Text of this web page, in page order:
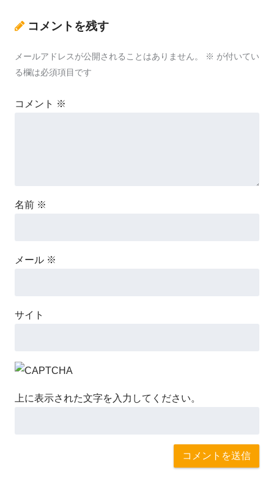
コメントを残す
メールアドレスが公開されることはありません。 ※ が付いてい
る欄は必須項目です
コメント ※
名前 ※
メール ※
サイト
上に表示された文字を入力してください。